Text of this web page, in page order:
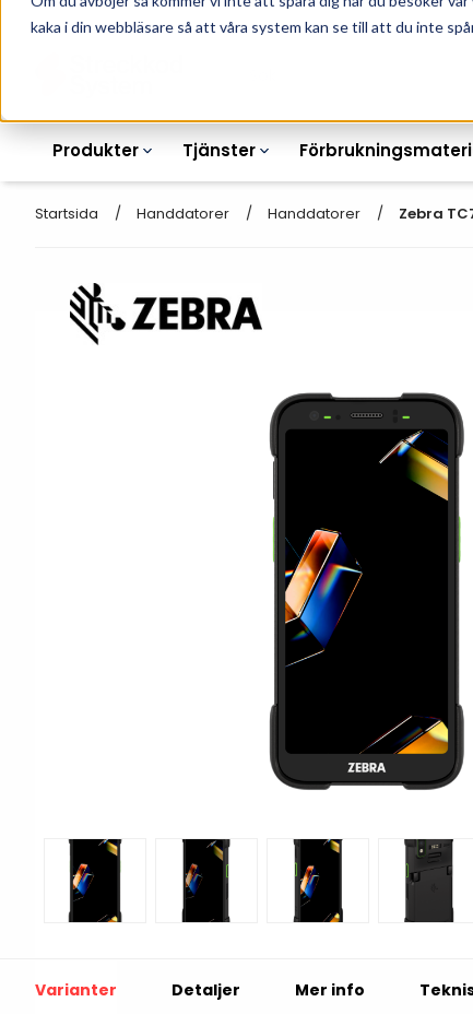
kaka i din webbläsare så att våra system kan se till att du inte
010-162 61 90
Produkter
Etikettskrivare
Armbandsskrivare
Transportetiketter
Kvittorullar
Etiketthållare
Förbrukning
bläckstråleskrivare
Varningsetiketter
RFID Skrivare
RFID Etiketter
RFID antenner
Batteridrivna
arbetsstationer
NB-serien
Tjänster
Otryckta
Laseretikett_A4
Startsida Handdatorer Handdatorer Zebra
Varianter Detaljer Mer info